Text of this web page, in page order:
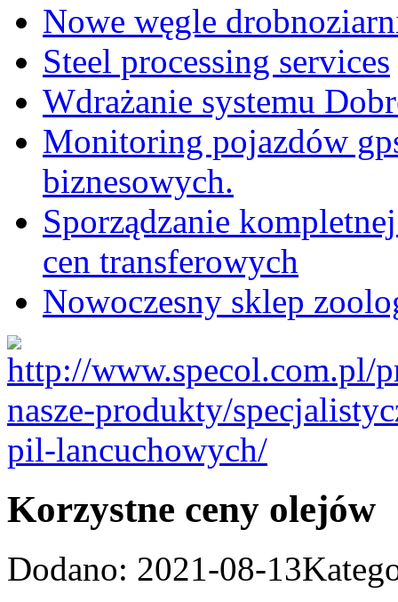
Nowe węgle
Steel processing services
Wdrażanie systemu
Monitoring pojazdów
biznesowych.
Sporządzanie
cen transferowych
Nowoczesny sklep
Korzystne ceny olejów
Dodano: 2021-08-13